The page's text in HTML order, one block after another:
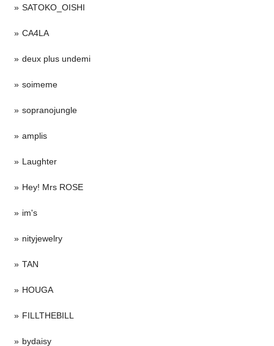
SATOKO_OISHI
CA4LA
deux plus undemi
soimeme
sopranojungle
amplis
Laughter
Hey! Mrs ROSE
im's
nityjewelry
TAN
HOUGA
FILLTHEBILL
bydaisy